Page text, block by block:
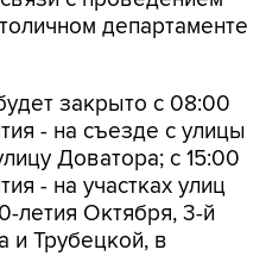
департаменте
закрыто с 08:00
- на съезде с улицы
Доватора; с 15:00
- на участках улиц
летия Октября, 3-й
и Трубецкой, в